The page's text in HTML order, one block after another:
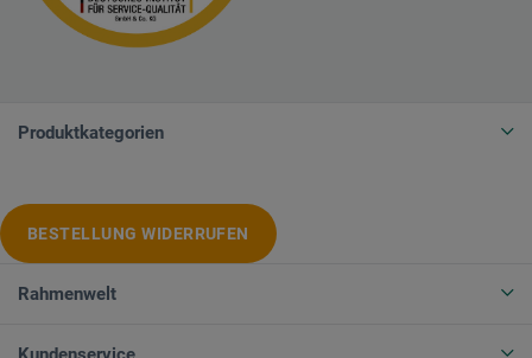
Produktkategorien
BESTELLUNG WIDERRUFEN
Rahmenwelt